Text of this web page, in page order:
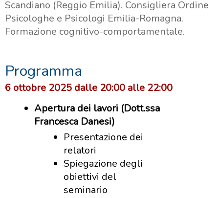
Scandiano (Reggio Emilia). Consigliera Ordine
Psicologhe e Psicologi Emilia-Romagna.
Formazione cognitivo-comportamentale.
Programma
6 ottobre 2025 dalle 20:00 alle 22:00
Apertura dei lavori (Dott.ssa
Francesca Danesi)
Presentazione dei
relatori
Spiegazione degli
obiettivi del
seminario